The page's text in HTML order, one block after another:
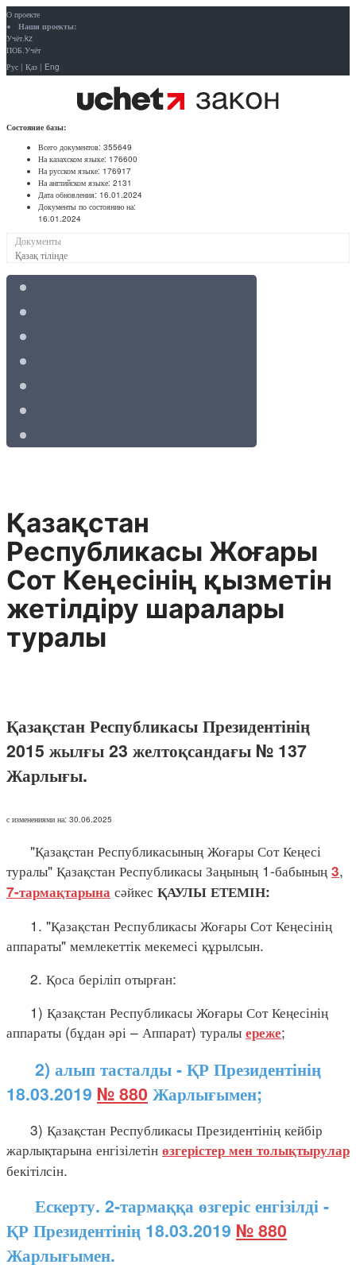
О проекте
Наши проекты:
Учёт.kz
ПОБ.Учёт
Рус | Қаз | Eng
Состояние базы:
Всего документов: 355649
На казахском языке: 176600
На русском языке: 176917
На английском языке: 2131
Дата обновления: 16.01.2024
Документы по состоянию на:
16.01.2024
Документы
Қазақ тілінде
Қазақстан
Республикасы Жоғары
Сот Кеңесінің қызметін
жетілдіру шаралары
туралы
Қазақстан Республикасы Президентінің
2015 жылғы 23 желтоқсандағы № 137
Жарлығы.
с изменениями на: 30.06.2025
"Қазақстан Республикасының Жоғары Сот Кеңесі
туралы" Қазақстан Республикасы Заңының 1-бабының 3,
7-тармақтарына сәйкес ҚАУЛЫ ЕТЕМІН:
1. "Қазақстан Республикасы Жоғары Сот Кеңесінің
аппараты" мемлекеттік мекемесі құрылсын.
2. Қоса беріліп отырған:
1) Қазақстан Республикасы Жоғары Сот Кеңесінің
аппараты (бұдан әрі – Аппарат) туралы ереже;
2) алып тасталды - ҚР Президентінің
18.03.2019 № 880 Жарлығымен;
3) Қазақстан Республикасы Президентінің кейбір
жарлықтарына енгізілетін өзгерістер мен толықтырулар
бекітілсін.
Ескерту. 2-тармаққа өзгеріс енгізілді -
ҚР Президентінің 18.03.2019 № 880
Жарлығымен.